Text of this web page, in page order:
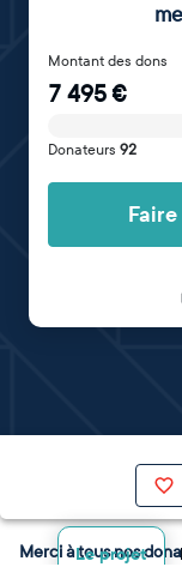
Montant des dons
7 495€
Donateurs 92
Le projet
Merci à tous nos